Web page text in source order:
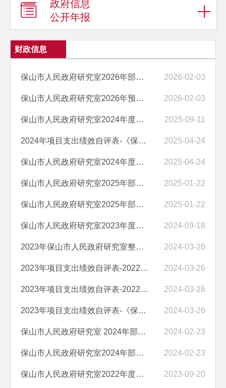
政府信息
公开年报
财政信息
保山市人民政府研究室2026年部门预算“三公”经费编制说明 2026-02-03
​保山市人民政府研究室2026年预算编制说明 2026-02-03
保山市人民政府研究室2024年度部门决算 2025-09-11
2024年项目支出绩效自评表-《保山市人民政府公报》编印经费 2025-04-24
保山市人民政府研究室2024年度部门整体支出绩效自评情况及自评表 2025-04-24
保山市人民政府研究室2025年部门预算“三公”经费编制说明 2025-01-22
保山市人民政府研究室2025年部门预算编制说明 2025-01-22
保山市人民政府研究室2023年度部门决算 2024-09-18
2023年保山市人民政府研究室整体支出绩效自评报告及自评表 2024-03-26
2023年项目支出绩效自评表-2022年上半年公益性岗位补助资金 2024-03-26
2023年项目支出绩效自评表-2022年下半年公益性岗位资金 2024-03-26
2023年项目支出绩效自评表-《保山市人民政府公报》编印经费 2024-03-26
保山市人民政府研究室 2024年部门预算“三公”经费编制说明 2024-02-23
保山市人民政府研究室2024年部门预算编制说明 2024-02-23
保山市人民政府研究室2022年度部门决算 2023-09-20